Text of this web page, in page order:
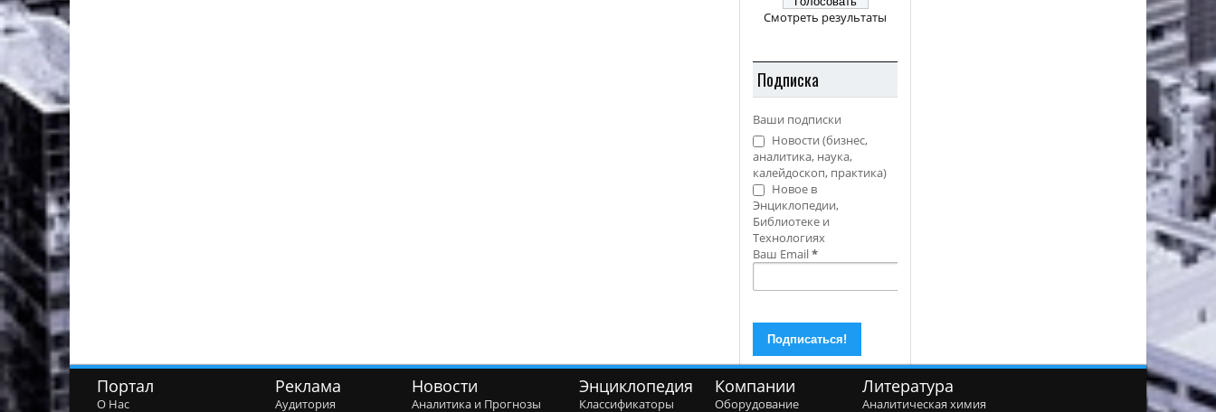
Смотреть результаты
Подписка
Ваши подписки
Новости (бизнес,
аналитика, наука,
калейдоскоп, практика)
Новое в
Энциклопедии,
Библиотеке и
Технологиях
Ваш Email*
Портал
О Нас
Реклама
Аудитория
Новости
Аналитика и Прогнозы
Энциклопедия
Классификаторы
Компании
Оборудование
Литература
Аналитическая химия